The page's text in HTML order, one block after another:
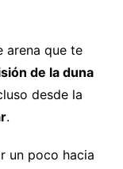
arena que te
de la duna
desde la
.
un poco hacia